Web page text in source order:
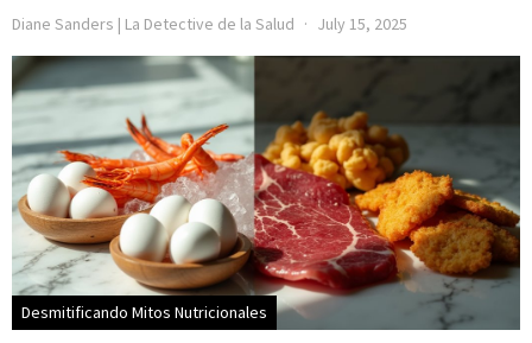
Diane Sanders | La Detective de la Salud July 15, 2025
Desmitificando Mitos Nutricionales